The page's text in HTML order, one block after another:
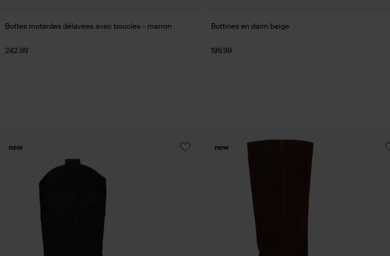
Bottes motardes délavées avec boucles - marron
242.99
Bottines en daim beige
199.99
new new